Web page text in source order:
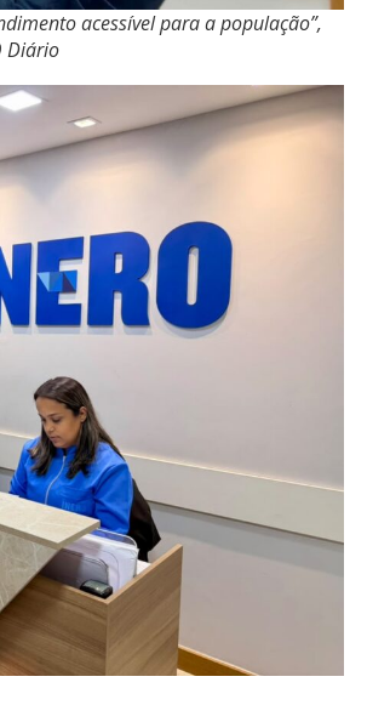
acessível para a população”,
Diário